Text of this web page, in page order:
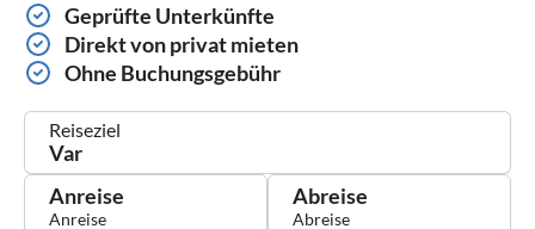
Geprüfte Unterkünfte
Direkt von privat mieten
Ohne Buchungsgebühr
Reiseziel
Anreise Abreise